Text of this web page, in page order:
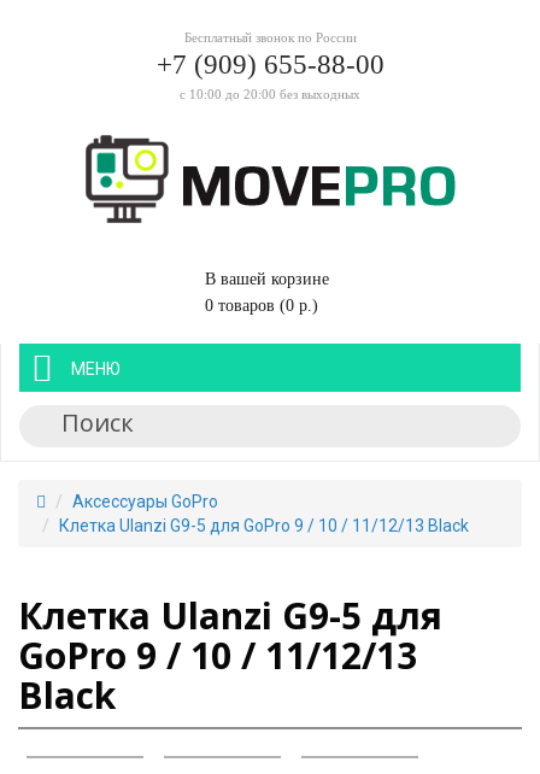
Бесплатный звонок по России
+7 (909) 655-88-00
с 10:00 до 20:00 без выходных
В вашей корзине
0 товаров (0 р.)
МЕНЮ
Аксессуары GoPro
Клетка Ulanzi G9-5 для GoPro 9 / 10 / 11/12/13 Black
Клетка Ulanzi G9-5 для
GoPro 9 / 10 / 11/12/13
Black